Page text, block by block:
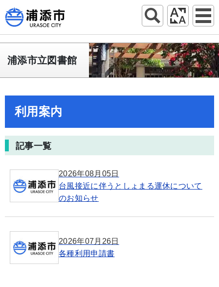
浦添市立図書館
利用案内
記事一覧
2026年08月05日
台風接近に伴うとしょまる運休について
のお知らせ
2026年07月26日
各種利用申請書